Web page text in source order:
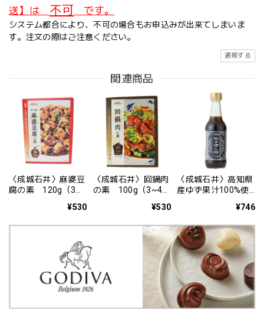
送】は 不可 です。
システム都合により、不可の場合もお申込みが出来てしまいま
す。注文の際はご注意ください。
通報する
関連商品
〈成城石井〉麻婆豆
腐の素 120g（3~4
¥530
〈成城石井〉回鍋肉
の素 100g（3~4人
¥530
〈成城石井〉高知県
産ゆず果汁100%使
¥746